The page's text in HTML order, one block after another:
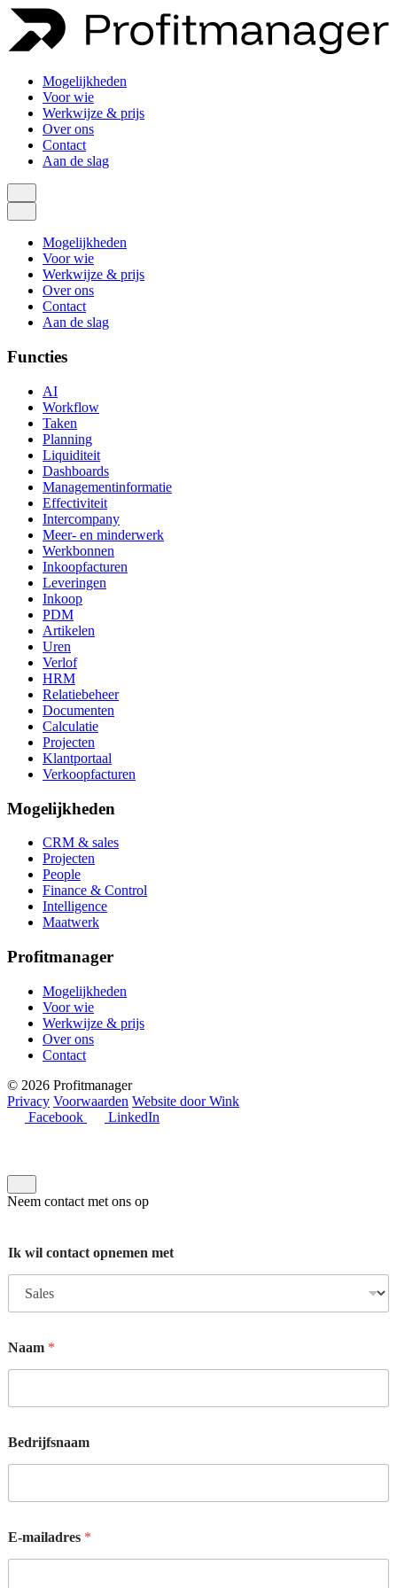
Mogelijkheden
Voor wie
Werkwijze & prijs
Over ons
Contact
Aan de slag
Mogelijkheden
Voor wie
Werkwijze & prijs
Over ons
Contact
Aan de slag
Functies
AI
Workflow
Taken
Planning
Liquiditeit
Dashboards
Managementinformatie
Effectiviteit
Intercompany
Meer- en minderwerk
Werkbonnen
Inkoopfacturen
Leveringen
Inkoop
PDM
Artikelen
Uren
Verlof
HRM
Relatiebeheer
Documenten
Calculatie
Projecten
Klantportaal
Verkoopfacturen
Mogelijkheden
CRM & sales
Projecten
People
Finance & Control
Intelligence
Maatwerk
Profitmanager
Mogelijkheden
Voor wie
Werkwijze & prijs
Over ons
Contact
© 2026 Profitmanager
Privacy Voorwaarden Website door Wink
Facebook
LinkedIn
Neem contact met ons op
Ik wil contact opnemen met
e
t
u
n
n
a
r
Naam *
Bedrijfsnaam
E-mailadres *